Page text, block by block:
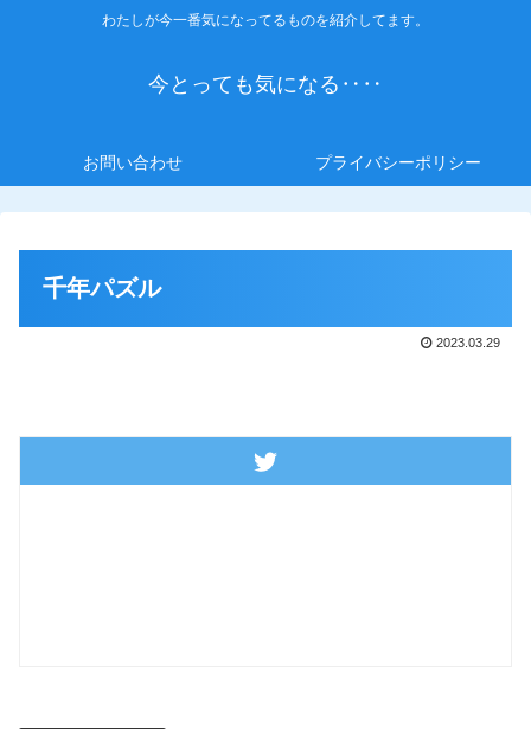
わたしが今一番気になってるものを紹介してます。
今とっても気になる‥‥
お問い合わせ プライバシーポリシー
千年パズル
2023.03.29